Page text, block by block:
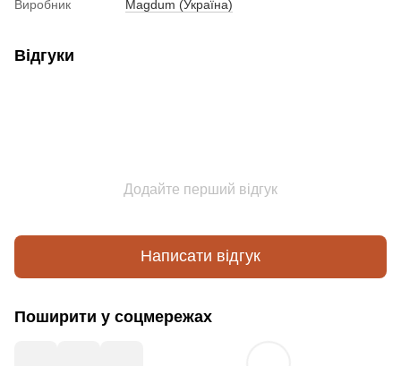
Виробник
Magdum (Україна)
Відгуки
Додайте перший відгук
Написати відгук
Поширити у соцмережах